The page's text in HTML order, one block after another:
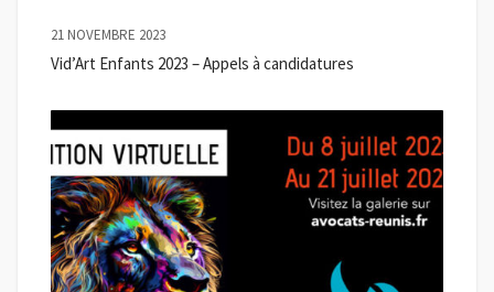
21 NOVEMBRE 2023
Vid’Art Enfants 2023 – Appels à candidatures